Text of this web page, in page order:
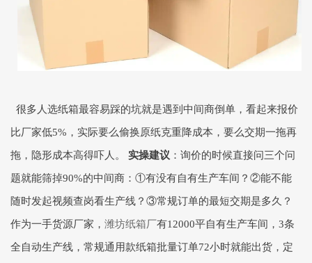
很多人选纸箱最容易踩的坑就是遇到中间商倒单，看起来报价
比厂家低5%，实际要么偷换原纸克重降成本，要么交期一拖再
拖，隐形成本高得吓人。 实操建议 ：询价的时候直接问三个问
题就能筛掉90%的中间商：①有没有自有生产车间？②能不能
随时发起视频查岗看生产线？③常规订单的最短交期是多久？
作为一手货源厂家， 潍坊纸箱厂有12000平自有生产车间，3条
全自动生产线，常规通用款纸箱批量订单72小时就能出货，定